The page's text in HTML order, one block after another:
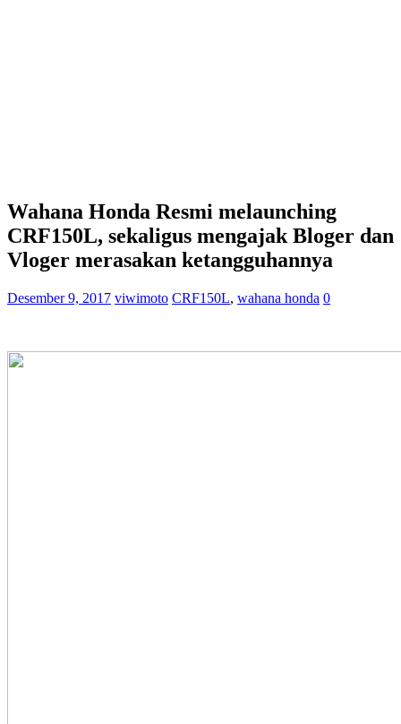
Wahana Honda Resmi melaunching
CRF150L, sekaligus mengajak Bloger dan
Vloger merasakan ketangguhannya
Desember 9, 2017 viwimoto CRF150L, wahana honda 0